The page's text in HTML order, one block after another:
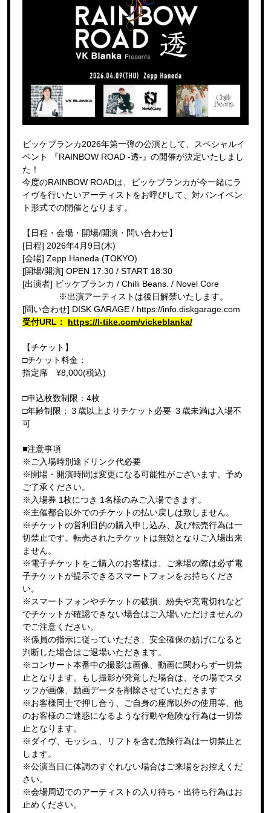
ビッケブランカ2026年第一弾の公演として、スペシャルイ
ベント 『RAINBOW ROAD -透-』の開催が決定いたしまし
た！
今度のRAINBOW ROADは、ビッケブランカが今一緒にラ
イヴを行いたいアーティストをお呼びして、対バンイベン
ト形式での開催となります。
【日程・会場・開場/開演・問い合わせ】
[日程] 2026年4月9日(木)
[会場] Zepp Haneda (TOKYO)
[開場/開演] OPEN 17:30 / START 18:30
[出演者] ビッケブランカ / Chilli Beans. / Novel Core
※出演アーティストは後日解禁いたします。
[問い合わせ] DISK GARAGE / https://info.diskgarage.com
受付URL： https://l-tike.com/vickeblanka/
【チケット】
□チケット料金：
指定席 ¥8,000(税込)
□申込枚数制限：4枚
□年齢制限：３歳以上よりチケット必要 ３歳未満は⼊場不
可
■注意事項
※ご入場時別途ドリンク代必要
※開場・開演時間は変更になる可能性がございます。予め
ご了承ください。
※入場券 1枚につき 1名様のみご入場できます。
※主催都合以外でのチケットの払い戻しは致しません。
※チケットの営利目的の購入申し込み、及び転売行為は一
切禁止です。転売されたチケットは無効となりご入場出来
ません。
※電子チケットをご購入のお客様は、ご来場の際は必ず電
子チケットが提示できるスマートフォンをお持ちくださ
い。
※スマートフォンやチケットの破損、紛失や充電切れなど
でチケットが確認できない場合はご入場いただけませんの
でご注意ください。
※係員の指示に従っていただき、安全確保の妨げになると
判断した場合はご退場いただきます。
※コンサート本番中の撮影は画像、動画に関わらず一切禁
止となります。もし撮影が発覚した場合は、その場でスタ
ッフが画像、動画データを削除させていただきます
※お客様同士で押し合う、ご自身の座席以外の使用等、他
のお客様のご迷惑になるような行動や危険な行為は一切禁
止となります。
※ダイヴ、モッシュ、リフトを含む危険行為は一切禁止と
します。
※公演当日に体調のすぐれない場合はご来場をお控えくだ
さい。
※会場周辺でのアーティストの入り待ち・出待ち行為はお
止めください。